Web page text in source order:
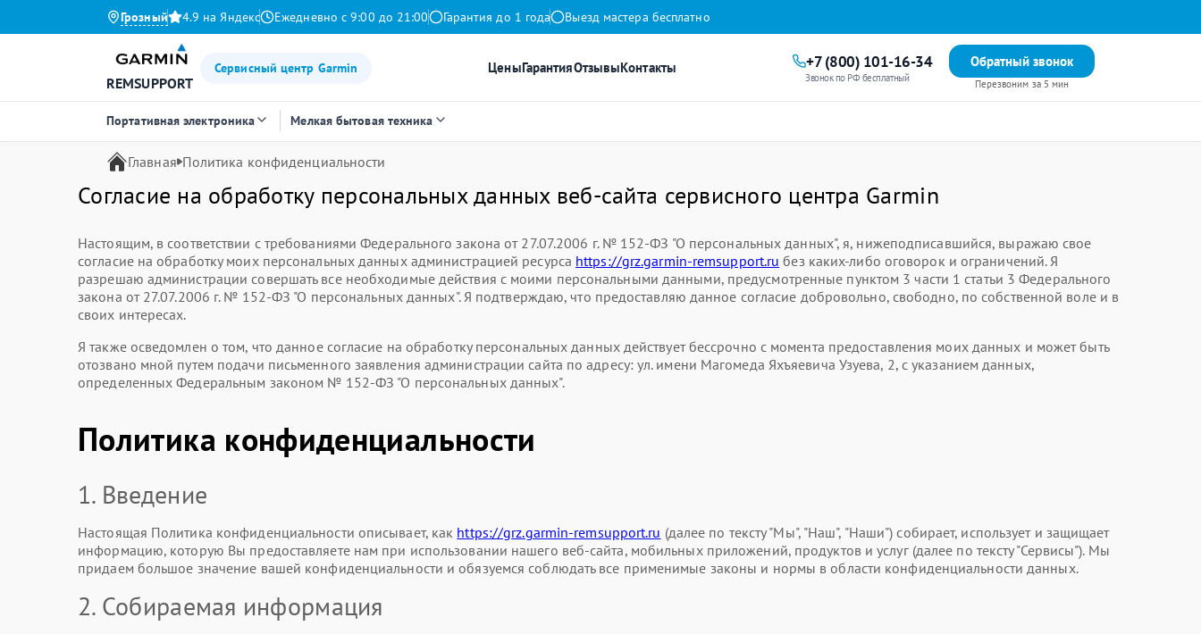
Грозный 4.9 на Яндекс Ежедневно с 9:00 до 21:00 Гарантия до 1 года Выезд мастера бесплатно
REMSUPPORT
Сервисный центр Garmin ЦеныГарантияОтзывыКонтакты +7 (800) 101-16-34
Звонок по РФ бесплатный
Обратный звонок
Перезвоним за 5 мин
Портативная электроника Мелкая бытовая техника
Главная Политика конфиденциальности
Согласие на обработку персональных данных веб-сайта сервисного центра Garmin
Настоящим, в соответствии с требованиями Федерального закона от 27.07.2006 г. № 152-ФЗ "О персональных данных", я, нижеподписавшийся, выражаю свое
согласие на обработку моих персональных данных администрацией ресурса https://grz.garmin-remsupport.ru без каких-либо оговорок и ограничений. Я
разрешаю администрации совершать все необходимые действия с моими персональными данными, предусмотренные пунктом 3 части 1 статьи 3 Федерального
закона от 27.07.2006 г. № 152-ФЗ "О персональных данных". Я подтверждаю, что предоставляю данное согласие добровольно, свободно, по собственной воле и в
своих интересах.
Я также осведомлен о том, что данное согласие на обработку персональных данных действует бессрочно с момента предоставления моих данных и может быть
отозвано мной путем подачи письменного заявления администрации сайта по адресу: ул. имени Магомеда Яхъяевича Узуева, 2, с указанием данных,
определенных Федеральным законом № 152-ФЗ "О персональных данных".
Политика конфиденциальности
1. Введение
Настоящая Политика конфиденциальности описывает, как https://grz.garmin-remsupport.ru (далее по тексту "Мы", "Наш", "Наши") собирает, использует и защищает
информацию, которую Вы предоставляете нам при использовании нашего веб-сайта, мобильных приложений, продуктов и услуг (далее по тексту "Сервисы"). Мы
придаем большое значение вашей конфиденциальности и обязуемся соблюдать все применимые законы и нормы в области конфиденциальности данных.
2. Собираемая информация